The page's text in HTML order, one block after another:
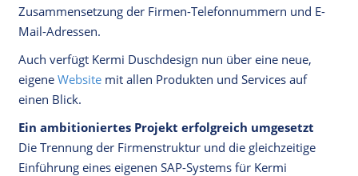
Zusammensetzung der Firmen-Telefonnummern und E-
Mail-Adressen.
Auch verfügt Kermi Duschdesign nun über eine neue,
eigeneWebsite mit allen Produkten und Services auf
einen Blick.
Ein ambitioniertes Projekt erfolgreich umgesetzt
Die Trennung der Firmenstruktur und die gleichzeitige
Einführung eines eigenen SAP-Systems für Kermi